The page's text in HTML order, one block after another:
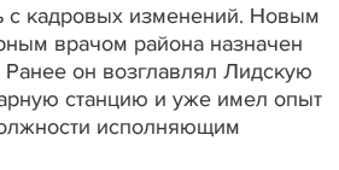
с кадровых изменений. Новым
врачом района назначен
он возглавлял Лидскую
станцию и уже имел опыт
исполняющим